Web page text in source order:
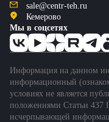
sale@centr-teh.ru
Кемерово
Мы в соцсетях
Информация на данном
информационный
условиях не является
положениями Статьи 437
исчерпывающей